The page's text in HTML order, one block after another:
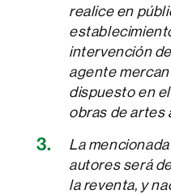
realice en
intervención
agente
dispuesto en
obras de artes
La
autores será
la reventa, y